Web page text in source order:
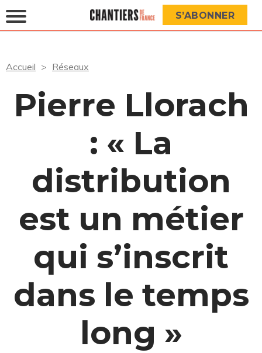
S’ABONNER
Accueil Réseaux
Pierre Llorach
: « La
distribution
est un métier
qui s’inscrit
dans le temps
long »